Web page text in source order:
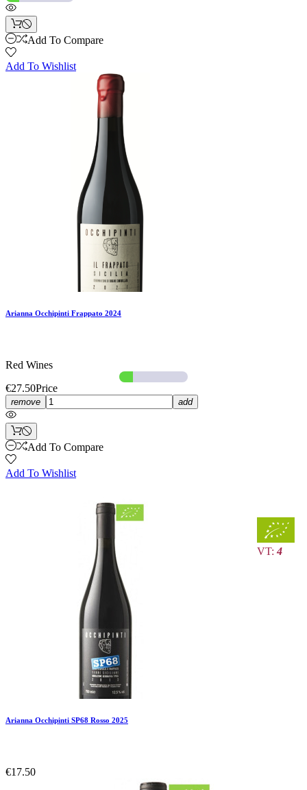
Add To Compare
Add To Wishlist
Arianna Occhipinti Frappato 2024
Red Wines
€27.50Price
remove add
Add To Compare
Add To Wishlist
VT: 4
Add To Compare
Arianna Occhipinti SP68 Rosso 2025
€17.50